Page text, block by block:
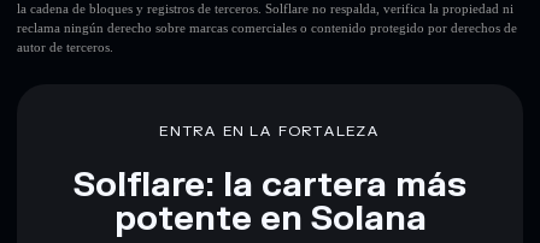
2576
sola cartera
2576
Descargo de responsabilidad: Esta información tiene
únicamente fines educativos y no constituye asesoramiento
financiero. Investiga siempre por tu cuenta. Datos
la cadena de bloques y registros de terceros. Solflare no respalda, verifica la propiedad ni
reclama ningún derecho sobre marcas comerciales o contenido protegido por derechos de
autor de terceros.
ENTRA EN LA FORTALEZA
Solflare: la cartera más
potente en Solana